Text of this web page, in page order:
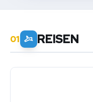
REISEN